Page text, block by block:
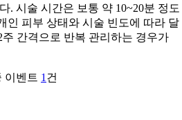
. 시술 시간은 보통 약 10~20분 정도
인 피부 상태와 시술 빈도에 따라 달
간격으로 반복 관리하는 경우가
이벤트 1 건